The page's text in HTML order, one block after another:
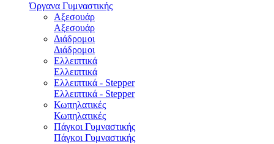
Όργανα Γυμναστικής
Αξεσουάρ
Αξεσουάρ
Διάδρομοι
Διάδρομοι
Ελλειπτικά
Ελλειπτικά
Ελλειπτικά - Stepper
Ελλειπτικά - Stepper
Κωπηλατικές
Κωπηλατικές
Πάγκοι Γυμναστικής
Πάγκοι Γυμναστικής